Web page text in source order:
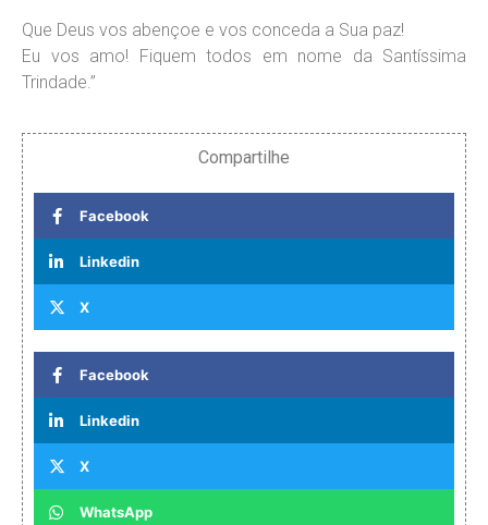
Que Deus vos abençoe e vos conceda a Sua paz!
Eu vos amo! Fiquem todos em nome da Santíssima
Trindade.”
Compartilhe
Facebook
Linkedin
X
Facebook
Linkedin
X
WhatsApp